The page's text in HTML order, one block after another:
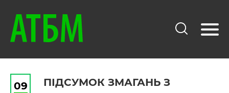
09
ПІДСУМОК ЗМАГАНЬ З